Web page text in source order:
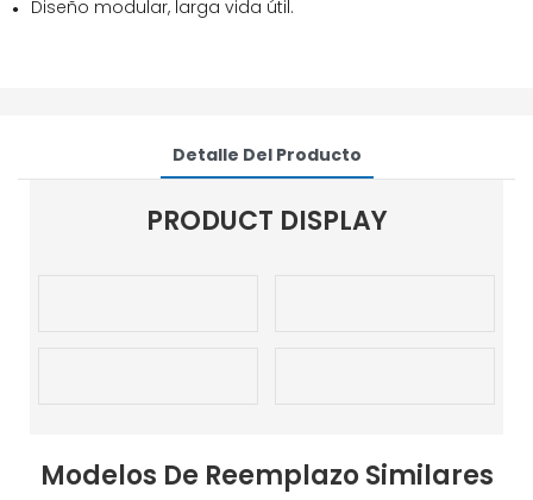
● Diseño modular, larga vida útil.
Detalle Del Producto
PRODUCT DISPLAY
Modelos De Reemplazo Similares